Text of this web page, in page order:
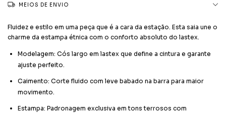
MEIOS DE ENVIO
Fluidez e estilo em uma peça que é a cara da estação. Esta saia une o
charme da estampa étnica com o conforto absoluto do lastex.
Modelagem: Cós largo em lastex que define a cintura e garante
ajuste perfeito.
Caimento: Corte fluido com leve babado na barra para maior
movimento.
Estampa: Padronagem exclusiva em tons terrosos com